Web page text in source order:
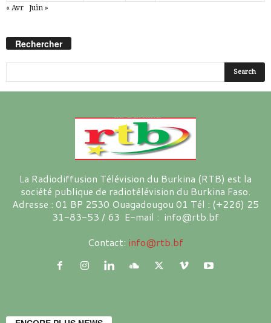
« Avr Juin »
Rechercher
La Radiodiffusion Télévision du Burkina (RTB) est la
société publique de radiotélévision du Burkina Faso.
Adresse : 01 BP 2530 Ouagadougou 01 Tél : (+226) 25
31-83-53 / 63 E-mail : info@rtb.bf
Contact: info@rtb.bf